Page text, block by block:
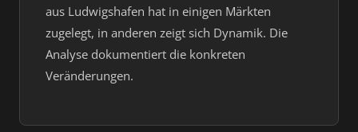
aus Ludwigshafen hat in einigen Märkten
zugelegt, in anderen zeigt sich Dynamik. Die
Analyse dokumentiert die konkreten
Veränderungen.